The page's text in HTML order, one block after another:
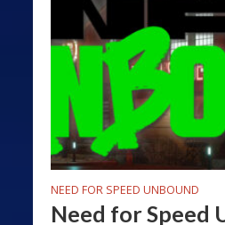
NEED FOR SPEED UNBOUND
Need for Speed